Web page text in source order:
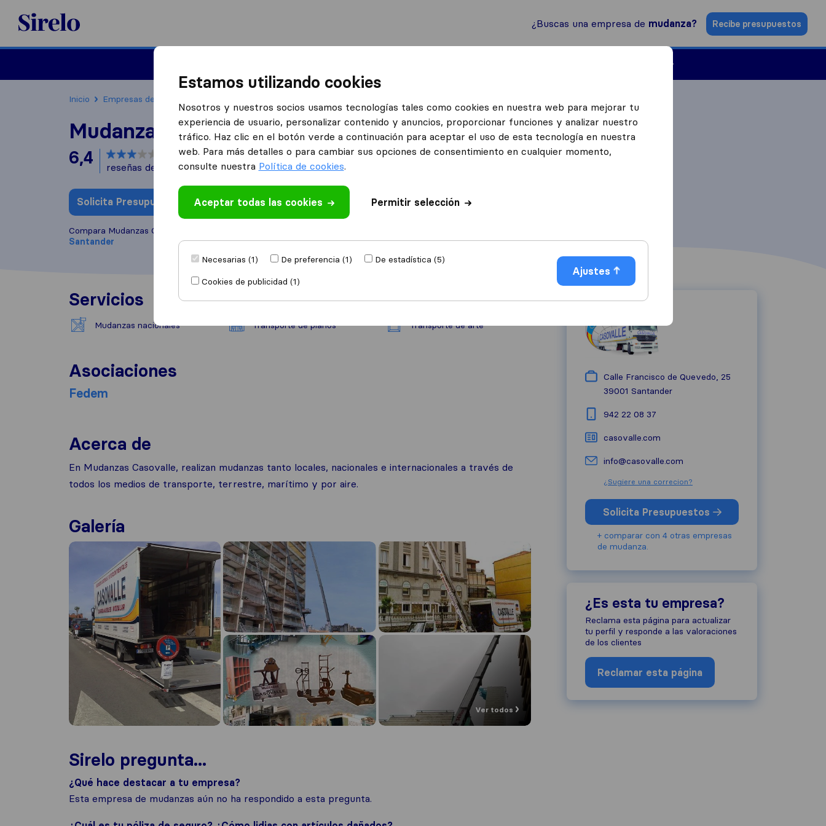
Sirelo.es
¿Buscas una empresa de mudanza? Recibe presupuestos
Inicio Empresas de mudanzas
Mudanzas Casovalle
6,4 basado en11
reseñas de Sirelo y Google
i
Solicita Presupuestos Escribe una valoración
Compara Mudanzas Casovalle con otras
Santander
Servicios
Mudanzas nacionales Transporte de pianos Transporte de arte
Asociaciones
Fedem
Acerca de
En Mudanzas Casovalle, realizan mudanzas tanto locales, nacionales e internacionales a través de
todos los medios de transporte, terrestre, marítimo y por aire.
Galería
Ver todos
Sirelo pregunta...
¿Qué hace destacar a tu empresa?
Esta empresa de mudanzas aún no ha respondido a esta pregunta.
Calle Francisco de Quevedo, 25
39001 Santander
942 22 08 37
casovalle.com
info@casovalle.com
¿Sugiere una correcion?
Solicita Presupuestos
+ comparar con 4 otras empresas
de mudanza.
¿Es esta tu empresa?
Reclama esta página para actualizar
tu perfil y responde a las valoraciones
de los clientes
Reclamar esta página
Estamos utilizando cookies
Nosotros y nuestros socios usamos tecnologías tales como cookies en nuestra web para mejorar tu
experiencia de usuario, personalizar contenido y anuncios, proporcionar funciones y analizar nuestro
tráfico. Haz clic en el botón verde a continuación para aceptar el uso de esta tecnología en nuestra
web. Para más detalles o para cambiar sus opciones de consentimiento en cualquier momento,
consulte nuestra Política de cookies.
Aceptar todas las cookies Permitir selección
Necesarias (1) De preferencia (1)
De estadística (5)
Cookies de publicidad (1)
Ajustes